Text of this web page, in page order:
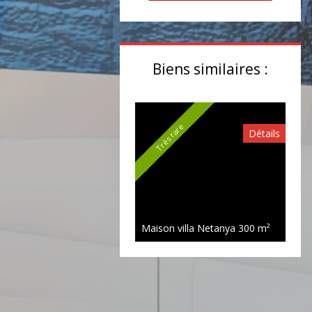
Biens similaires :
Très rare Détails
Maison villa Netanya 300 m²